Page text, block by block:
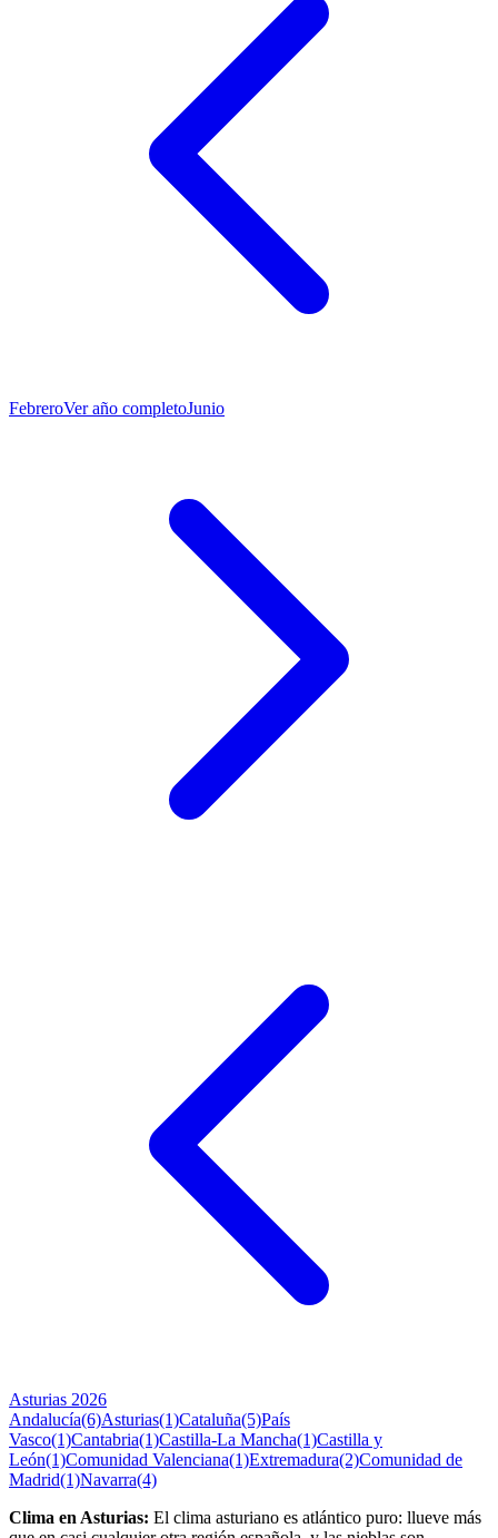
FebreroVer año completoJunio
Asturias 2026
Andalucía(6)Asturias(1)Cataluña(5)País
Vasco(1)Cantabria(1)Castilla-La Mancha(1)Castilla y
León(1)Comunidad Valenciana(1)Extremadura(2)Comunidad de
Madrid(1)Navarra(4)
Clima en Asturias: El clima asturiano es atlántico puro: llueve más